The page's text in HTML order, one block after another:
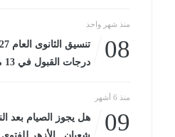
منذ شهر واحد
08
درجات القبول في 13 محافظة
منذ 6 أشهر
09
هل يجوز الصيام بعد